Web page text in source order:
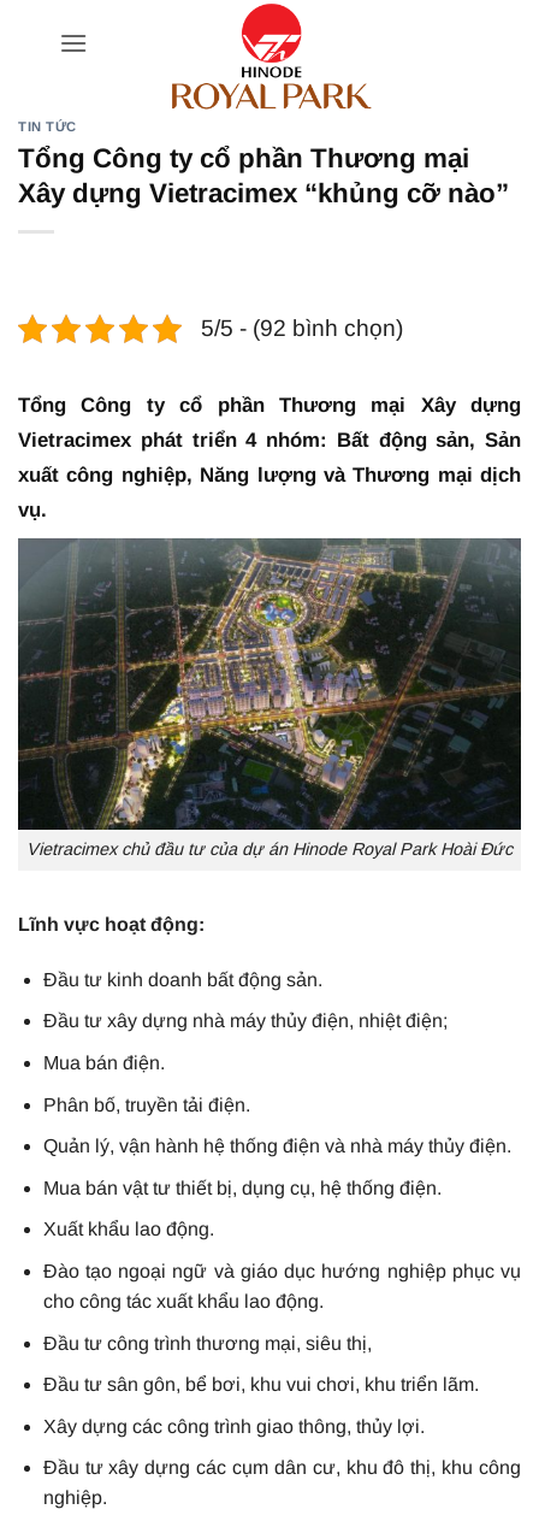
TIN TỨC
Tổng Công ty cổ phần Thương mại
Xây dựng Vietracimex “khủng cỡ nào”
5/5 - (92 bình chọn)
Tổng Công ty cổ phần Thương mại Xây dựng
Vietracimex phát triển 4 nhóm: Bất động sản, Sản
xuất công nghiệp, Năng lượng và Thương mại dịch
vụ.
Vietracimex chủ đầu tư của dự án Hinode Royal Park Hoài Đức
Lĩnh vực hoạt động:
Đầu tư kinh doanh bất động sản.
Đầu tư xây dựng nhà máy thủy điện, nhiệt điện;
Mua bán điện.
Phân bố, truyền tải điện.
Quản lý, vận hành hệ thống điện và nhà máy thủy điện.
Mua bán vật tư thiết bị, dụng cụ, hệ thống điện.
Xuất khẩu lao động.
Đào tạo ngoại ngữ và giáo dục hướng nghiệp phục vụ
cho công tác xuất khẩu lao động.
Đầu tư công trình thương mại, siêu thị,
Đầu tư sân gôn, bể bơi, khu vui chơi, khu triển lãm.
Xây dựng các công trình giao thông, thủy lợi.
Đầu tư xây dựng các cụm dân cư, khu đô thị, khu công
nghiệp.